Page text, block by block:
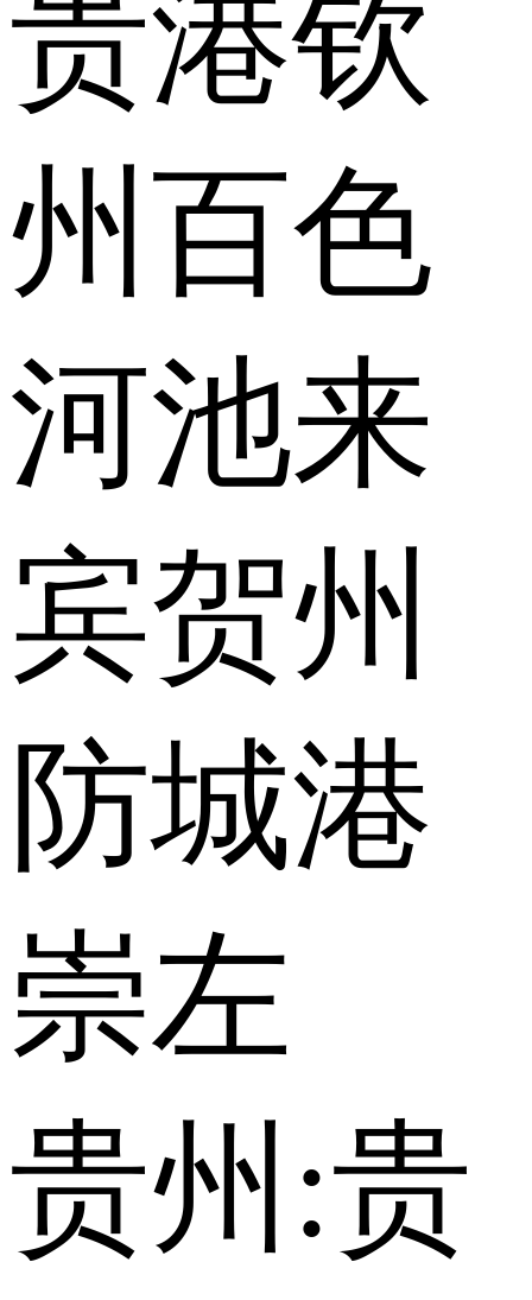
贵港钦
州 百色
河池来
宾贺州
防城港
崇左
贵州:贵